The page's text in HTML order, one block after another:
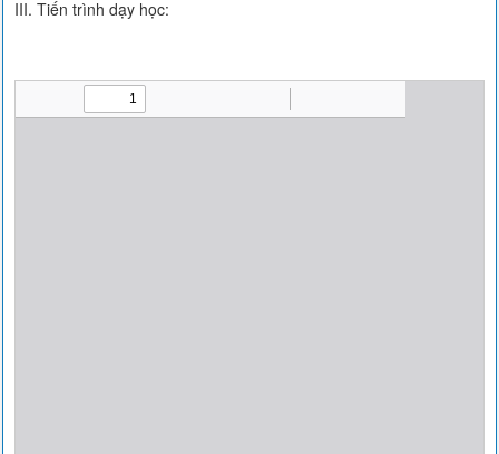
III. Tiến trình dạy học: